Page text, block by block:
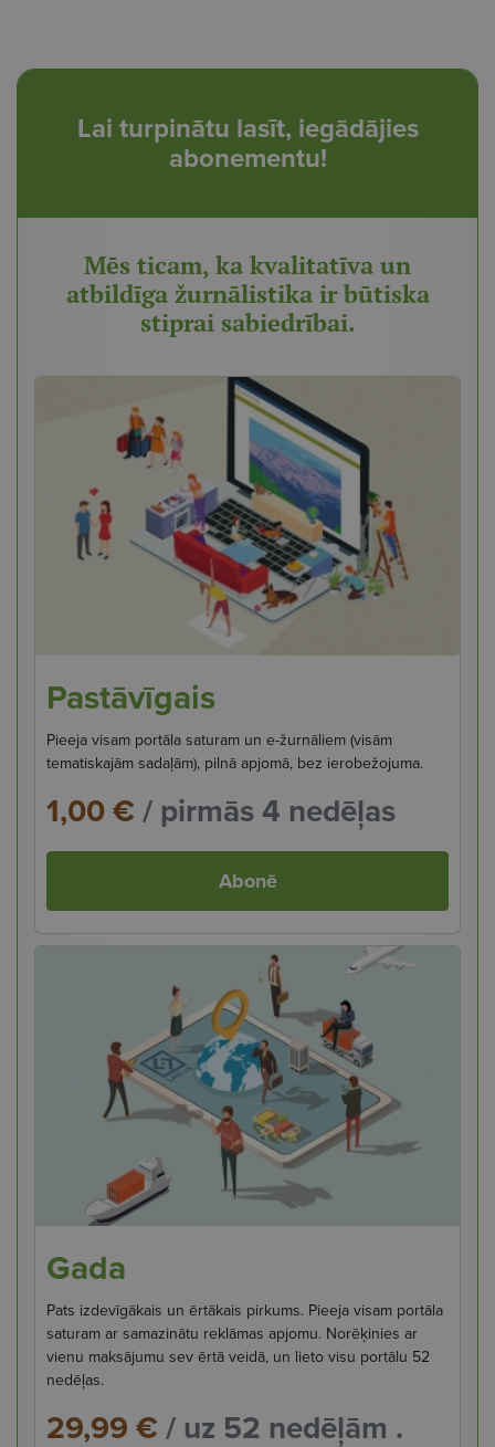
Lai turpinātu lasīt, iegādājies
abonementu!
Mēs ticam, ka kvalitatīva un
atbildīga žurnālistika ir būtiska
stiprai sabiedrībai.
Pastāvīgais
Pieeja visam portāla saturam un e-žurnāliem (visām
tematiskajām sadaļām), pilnā apjomā, bez ierobežojuma.
1,00 €/ pirmās 4 nedēļas
Abonē
Gada
Pats izdevīgākais un ērtākais pirkums. Pieeja visam portāla
saturam ar samazinātu reklāmas apjomu. Norēķinies ar
vienu maksājumu sev ērtā veidā, un lieto visu portālu 52
nedēļas.
29,99 €/ uz 52 nedēļām .